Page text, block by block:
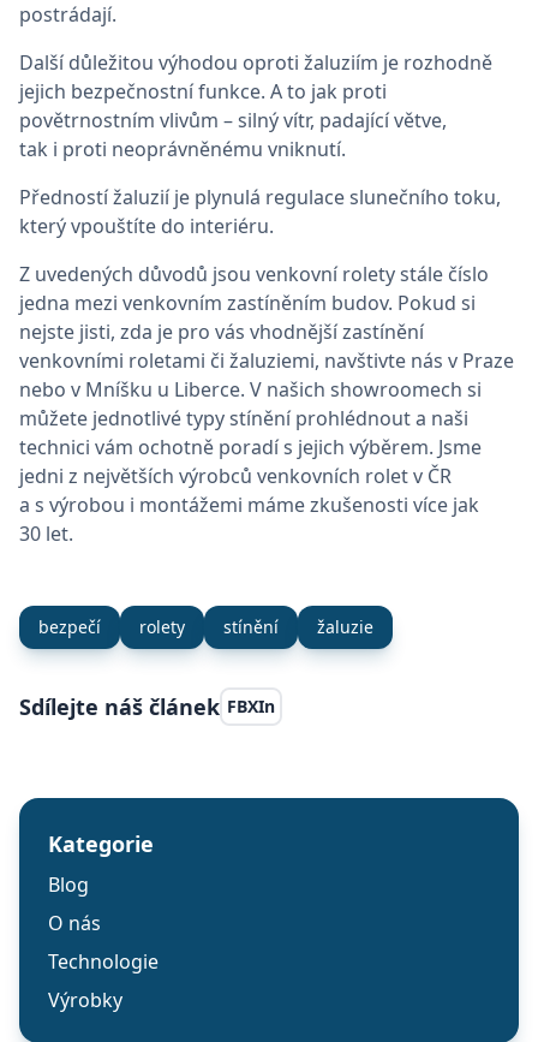
postrádají.
Další důležitou výhodou oproti žaluziím je rozhodně
jejich bezpečnostní funkce. A to jak proti
povětrnostním vlivům – silný vítr, padající větve,
tak i proti neoprávněnému vniknutí.
Předností žaluzií je plynulá regulace slunečního toku,
který vpouštíte do interiéru.
Z uvedených důvodů jsou venkovní rolety stále číslo
jedna mezi venkovním zastíněním budov. Pokud si
nejste jisti, zda je pro vás vhodnější zastínění
venkovními roletami či žaluziemi, navštivte nás v Praze
nebo v Mníšku u Liberce. V našich showroomech si
můžete jednotlivé typy stínění prohlédnout a naši
technici vám ochotně poradí s jejich výběrem. Jsme
jedni z největších výrobců venkovních rolet v ČR
a s výrobou i montážemi máme zkušenosti více jak
30 let.
bezpečí rolety stínění žaluzie
Sdílejte náš článek FBXIn
Kategorie
Blog
O nás
Technologie
Výrobky